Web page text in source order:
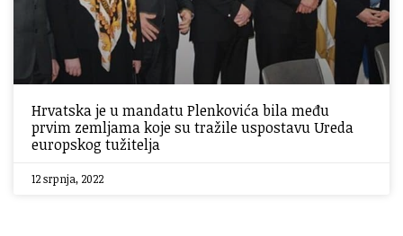
Hrvatska je u mandatu Plenkovića bila među
prvim zemljama koje su tražile uspostavu Ureda
europskog tužitelja
12 srpnja, 2022